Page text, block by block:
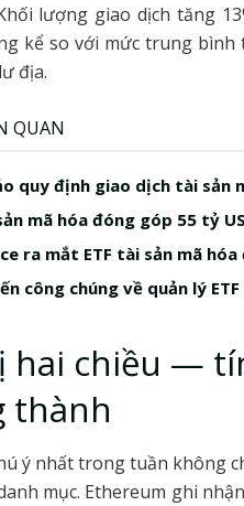
lượng giao dịch tăng
kể so với mức trung bình
địa.
QUAN
quy định giao dịch tài sản
mã hóa đóng góp 55 tỷ
ra mắt ETF tài sản mã
công chúng về quản lý
hai chiều —
thành
ý nhất trong tuần không
mục. Ethereum ghi